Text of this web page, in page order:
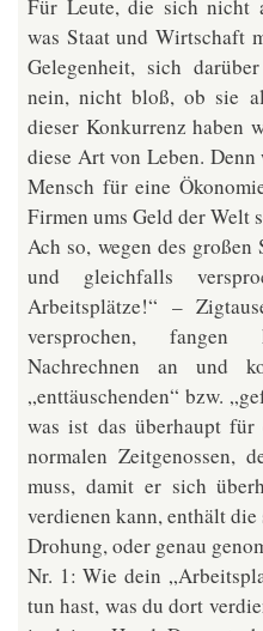
Für Leute, die sich nicht
was Staat und Wirtschaft
Gelegenheit, sich
nein, nicht bloß, ob sie
dieser Konkurrenz haben
diese Art von Leben.
Mensch für eine
Firmen ums Geld der Welt
Ach so, wegen des großen
und gleichfalls
Arbeitsplätze!“ –
versprochen,
Nachrechnen an und
„enttäuschenden“ bzw.
was ist das überhaupt für
normalen Zeitgenossen,
muss, damit er sich
verdienen kann, enthält
Drohung, oder genau
Nr. 1: Wie dein
tun hast, was du dort